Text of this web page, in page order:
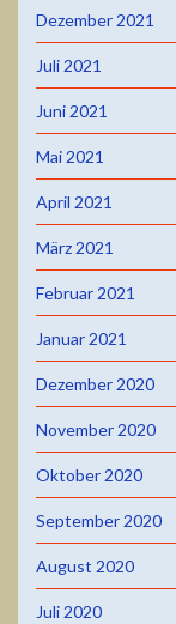
Dezember 2021
Juli 2021
Juni 2021
Mai 2021
April 2021
März 2021
Februar 2021
Januar 2021
Dezember 2020
November 2020
Oktober 2020
September 2020
August 2020
Juli 2020